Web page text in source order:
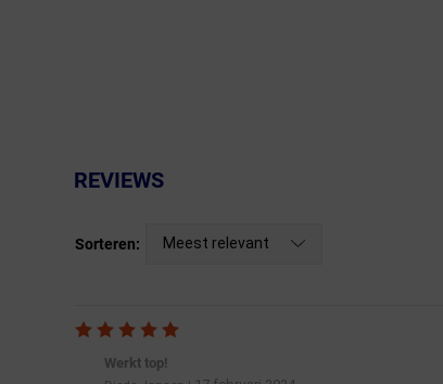
REVIEWS
Sorteren: Meest relevant
Werkt top!